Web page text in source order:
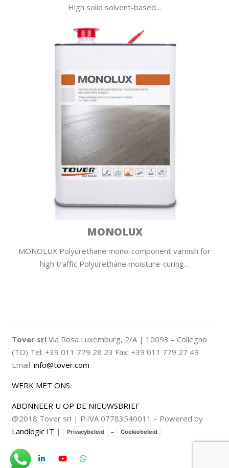
High solid solvent-based…
MONOLUX
MONOLUX Polyurethane mono-component varnish for
high traffic Polyurethane moisture-curing…
Tover srl Via Rosa Luxemburg, 2/A | 10093 – Collegno
(TO) Tel: +39 011 779 28 23 Fax: +39 011 779 27 49
Email: info@tover.com
WERK MET ONS
ABONNEER U OP DE NIEUWSBRIEF
@2018 Tover srl | P.IVA 07783540011 – Powered by
Landlogic IT | Privacybeleid – Cookiebeleid